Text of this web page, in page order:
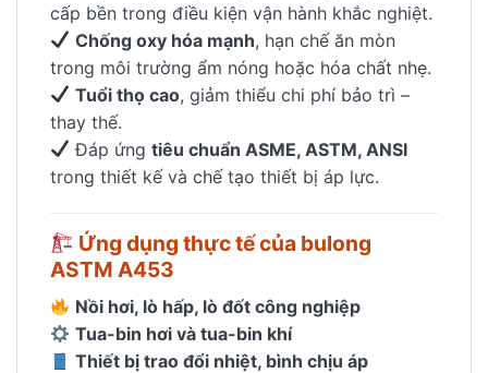
cấp bền trong điều kiện vận hành khắc nghiệt.
Chống oxy hóa mạnh, hạn chế ăn mòn
trong môi trường ẩm nóng hoặc hóa chất nhẹ.
Tuổi thọ cao, giảm thiểu chi phí bảo trì –
thay thế.
Đáp ứngtiêu chuẩn ASME, ASTM, ANSI
trong thiết kế và chế tạo thiết bị áp lực.
Ứng dụng thực tế của bulong
ASTM A453
Nồi hơi, lò hấp, lò đốt công nghiệp
Tua-bin hơi và tua-bin khí
Thiết bị trao đổi nhiệt, bình chịu áp